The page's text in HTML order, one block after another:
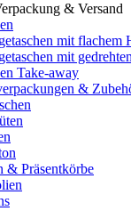
& Versand
mit flachem
mit
Take-away
&
& Präsentkörbe